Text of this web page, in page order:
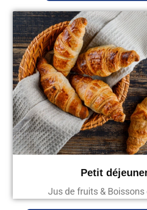
Petit
Jus de fruits & Boissons